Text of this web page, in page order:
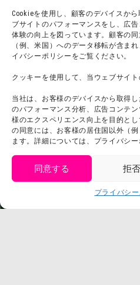
Cookieを使用し、顧客のデバイスか
ブサイトのパフォーマンスをし、広
体験の向上を図っています。顧客の
（例、米国）へのデータ移転が含ま
イバシーポリシーをご覧ください。
クッキーを使用して、当ウェブサイト
当社は、お客様のデバイスから取得
のパフォーマンス分析、広告コンテ
様のエクスペリエンス向上を目的と
の同意には、お客様の居住国以外（
ます。詳細については、プライバシ
同意する 拒否
プライバシ
団体利用について
お問い合わせ
利用規約
プライバシーポリシー
プレスリリース